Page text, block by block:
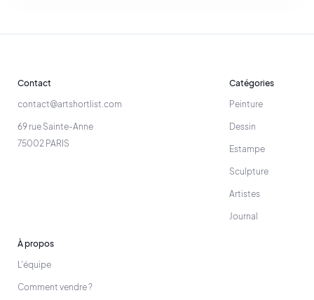
Contact
contact@artshortlist.com
69 rue Sainte-Anne
75002 PARIS
Catégories
Peinture
Dessin
Estampe
Sculpture
Artistes
Journal
À propos
L'équipe
Comment vendre ?